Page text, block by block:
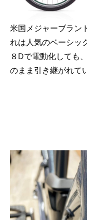
米国メジャーブラン
れは人気のベーシッ
８Dで電動化しても
のまま引き継がれて